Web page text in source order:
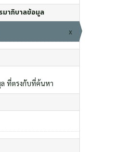
มาภิบาลข้อมูล
x
ที่ตรงกับที่ค้นหา